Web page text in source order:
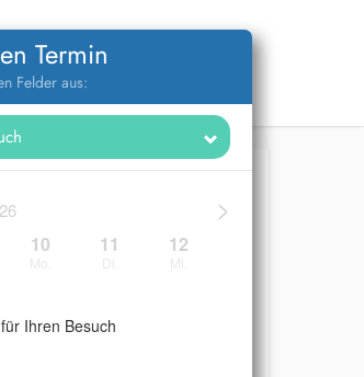
Termin
Felder aus:
>
10 11 12
Ihren Besuch